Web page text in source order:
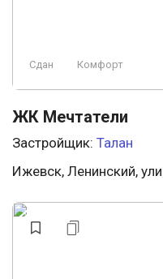
Сдан Комфорт
ЖК Мечтатели
Застройщик: Талан
Ижевск, Ленинский,